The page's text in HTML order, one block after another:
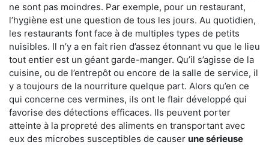
ne sont pas moindres. Par exemple, pour un restaurant,
l’hygiène est une question de tous les jours. Au quotidien,
les restaurants font face à de multiples types de petits
nuisibles. Il n’y a en fait rien d’assez étonnant vu que le lieu
tout entier est un géant garde-manger. Qu’il s’agisse de la
cuisine, ou de l’entrepôt ou encore de la salle de service, il
y a toujours de la nourriture quelque part. Alors qu’en ce
qui concerne ces vermines, ils ont le flair développé qui
favorise des détections efficaces. Ils peuvent porter
atteinte à la propreté des aliments en transportant avec
eux des microbes susceptibles de causer une sérieuse